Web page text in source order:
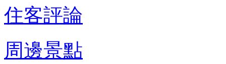
住客評論
周邊景點